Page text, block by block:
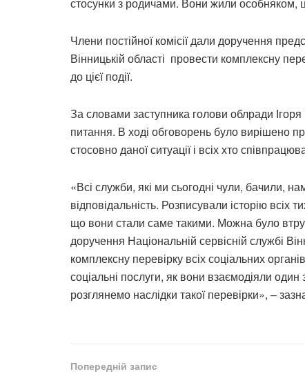
стосунки з родичами. Вони жили особняком,
Члени постійної комісії дали доручення
Вінницькій області провести комплексну
до цієї події.
За словами заступника голови облради
питання. В ході обговорень було вирішено
стосовно даної ситуації і всіх хто
«Всі служби, які ми сьогодні чули, бачили,
відповідальність. Розписували історію всіх
що вони стали саме такими. Можна було
доручення Національній сервісній службі
комплексну перевірку всіх соціальних
соціальні послуги, як вони взаємодіяли
розглянемо наслідки такої перевірки», –
Попередній запис